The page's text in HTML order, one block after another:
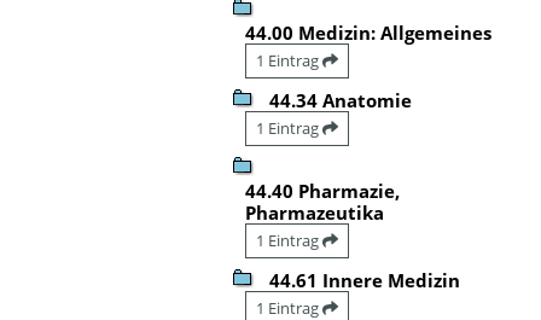
44.00 Medizin: Allgemeines
1 Eintrag
44.34 Anatomie
1 Eintrag
44.40 Pharmazie,
Pharmazeutika
1 Eintrag
44.61 Innere Medizin
1 Eintrag